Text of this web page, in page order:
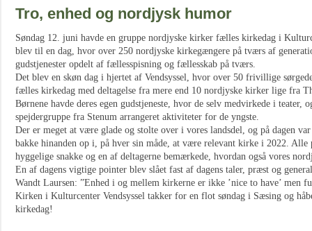
Tro, enhed og nordjysk humor
Søndag 12. juni havde en gruppe nordjyske kirker fælles kirkedag i
blev til en dag, hvor over 250 nordjyske kirkegængere på tværs af
gudstjenester opdelt af fællesspisning og fællesskab på tværs.
Det blev en skøn dag i hjertet af Vendsyssel, hvor over 50 frivillige
fælles kirkedag med deltagelse fra mere end 10 nordjyske kirker lige fra
Børnene havde deres egen gudstjeneste, hvor de selv medvirkede i teater,
spejdergruppe fra Stenum arrangeret aktiviteter for de yngste.
Der er meget at være glade og stolte over i vores landsdel, og på dagen
bakke hinanden op i, på hver sin måde, at være relevant kirke i 2022. Alle
hyggelige snakke og en af deltagerne bemærkede, hvordan også vores
En af dagens vigtige pointer blev slået fast af dagens taler, præst og
Wandt Laursen: ”Enhed i og mellem kirkerne er ikke ’nice to have’ men
Kirken i Kulturcenter Vendsyssel takker for en flot søndag i Sæsing og
kirkedag!